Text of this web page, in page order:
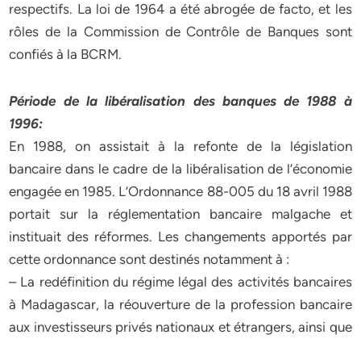
respectifs. La loi de 1964 a été abrogée de facto, et les
rôles de la Commission de Contrôle de Banques sont
confiés à la BCRM.
Période de la libéralisation des banques de 1988 à
1996:
En 1988, on assistait à la refonte de la législation
bancaire dans le cadre de la libéralisation de l’économie
engagée en 1985. L’Ordonnance 88-005 du 18 avril 1988
portait sur la réglementation bancaire malgache et
instituait des réformes. Les changements apportés par
cette ordonnance sont destinés notamment à :
– La redéfinition du régime légal des activités bancaires
à Madagascar, la réouverture de la profession bancaire
aux investisseurs privés nationaux et étrangers, ainsi que